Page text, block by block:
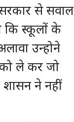
से सवाल
कि स्कूलों के
उन्होने
ले कर जो
ने नहीं